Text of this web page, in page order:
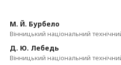
М. Й. Бурбело
Вінницький національний
Д. Ю. Лебедь
Вінницький національний